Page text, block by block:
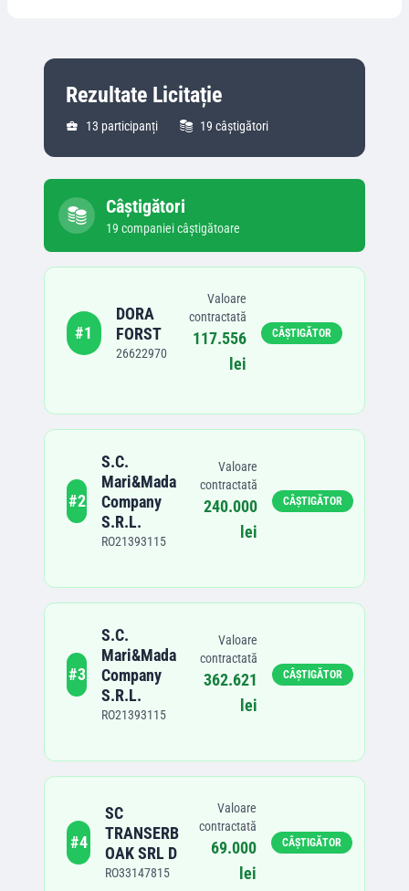
Rezultate Licitație
13 participanți 19 câștigători
Câștigători
19 companieicâștigătoare
#1
DORA
FORST
26622970
Valoare
contractată
117.556
lei
CÂȘTIGĂTOR
#2
S.C.
Mari&Mada
Company
S.R.L.
RO21393115
Valoare
contractată
240.000
lei
CÂȘTIGĂTOR
#3
S.C.
Mari&Mada
Company
S.R.L.
RO21393115
Valoare
contractată
362.621
lei
CÂȘTIGĂTOR
#4
SC
TRANSERB
OAK SRL D
RO33147815
Valoare
contractată
69.000
lei
CÂȘTIGĂTOR